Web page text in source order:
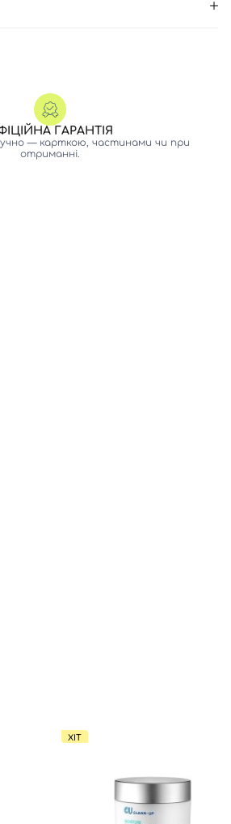
ГАРАНТІЯ
— карткою, частинами чи при
отриманні.
ХІТ